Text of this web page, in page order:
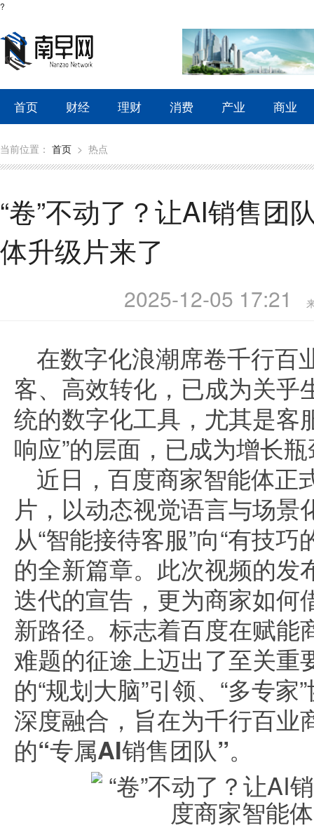
?
首页 财经 理财 消费 产业 商业
当前位置： 首页 > 热点
“卷”不动了？让AI销售团
体升级片来了
2025-12-05 17:21
在数字化浪潮席卷千行百
客、高效转化，已成为关乎
统的数字化工具，尤其是客
响应”的层面，已成为增长
近日，百度商家智能体正
片，以动态视觉语言与场景
从“智能接待客服”向“有技
的全新篇章。此次视频的发
迭代的宣告，更为商家如何
新路径。标志着百度在赋能
难题的征途上迈出了至关重
的“规划大脑”引领、“多专家
深度融合，旨在为千行百业
的“专属AI销售团队”。